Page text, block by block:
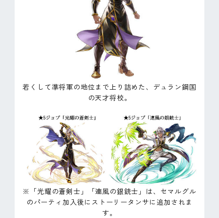
若くして準将軍の地位まで上り詰めた、デュラン鋼国
の天才将校。
※「光耀の蒼剣士」「連風の銀銃士」は、セマルグル
のパーティ加入後にストーリータンサに追加されま
す。